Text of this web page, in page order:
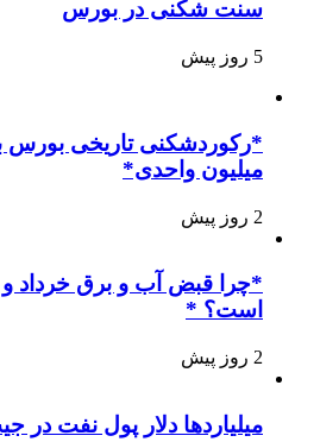
سنت شکنی در بورس
5 روز پیش
میلیون واحدی*
2 روز پیش
است؟ *
2 روز پیش
میلیاردها دلار پول نفت در